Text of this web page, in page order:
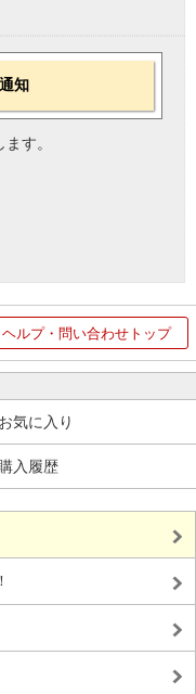
知
す。
ヘルプ・問い合わせトップ
お気に入り
購入履歴